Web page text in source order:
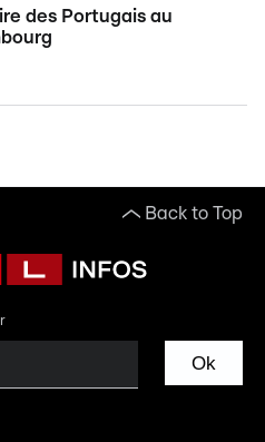
des Portugais au
Back to Top
Ok